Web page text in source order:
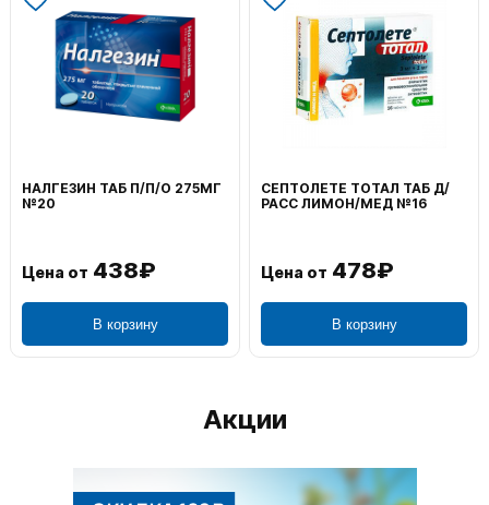
НАЛГЕЗИН ТАБ П/П/О 275МГ
№20
Цена от 438₽
В корзину
СЕПТОЛЕТЕ ТОТАЛ ТАБ Д/
РАСС ЛИМОН/МЕД №16
Цена от 478₽
В корзину
Акции